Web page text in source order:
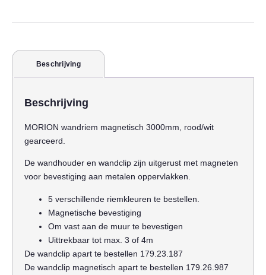
Beschrijving
Beschrijving
MORION wandriem magnetisch 3000mm, rood/wit
gearceerd.
De wandhouder en wandclip zijn uitgerust met magneten
voor bevestiging aan metalen oppervlakken.
5 verschillende riemkleuren te bestellen.
Magnetische bevestiging
Om vast aan de muur te bevestigen
Uittrekbaar tot max. 3 of 4m
De wandclip apart te bestellen 179.23.187
De wandclip magnetisch apart te bestellen 179.26.987